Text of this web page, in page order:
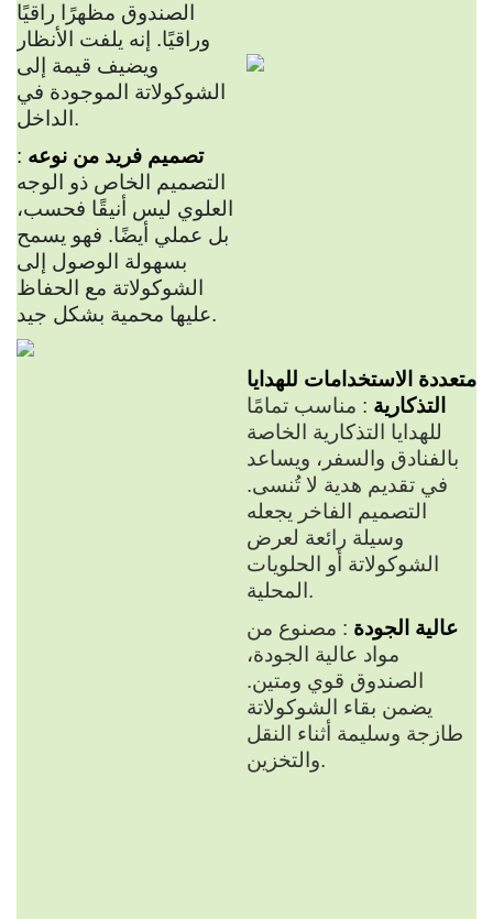
الصندوق مظهرًا راقيًا
وراقيًا. إنه يلفت الأنظار
ويضيف قيمة إلى
الشوكولاتة الموجودة في
الداخل.
تصميم فريد من نوعه :
التصميم الخاص ذو الوجه
العلوي ليس أنيقًا فحسب،
بل عملي أيضًا. فهو يسمح
بسهولة الوصول إلى
الشوكولاتة مع الحفاظ
عليها محمية بشكل جيد.
متعددة الاستخدامات للهدايا
التذكارية : مناسب تمامًا
للهدايا التذكارية الخاصة
بالفنادق والسفر، ويساعد
في تقديم هدية لا تُنسى.
التصميم الفاخر يجعله
وسيلة رائعة لعرض
الشوكولاتة أو الحلويات
المحلية.
عالية الجودة : مصنوع من
مواد عالية الجودة،
الصندوق قوي ومتين.
يضمن بقاء الشوكولاتة
طازجة وسليمة أثناء النقل
والتخزين.